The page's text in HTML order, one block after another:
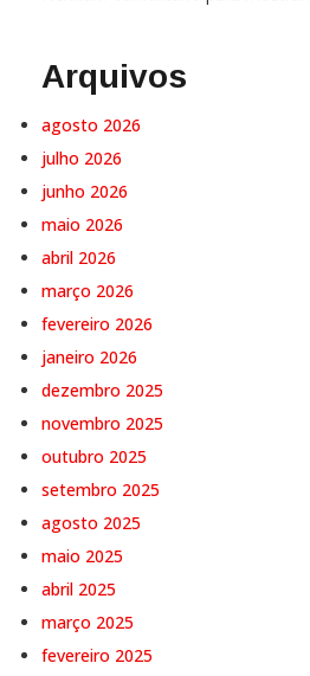
Arquivos
agosto 2026
julho 2026
junho 2026
maio 2026
abril 2026
março 2026
fevereiro 2026
janeiro 2026
dezembro 2025
novembro 2025
outubro 2025
setembro 2025
agosto 2025
maio 2025
abril 2025
março 2025
fevereiro 2025